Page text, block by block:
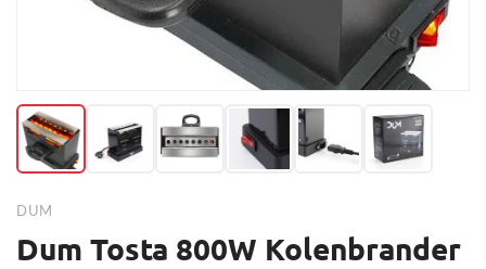
DUM
Dum Tosta 800W Kolenbrander